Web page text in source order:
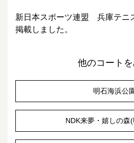
新日本スポーツ連盟 兵庫テニ
掲載しました。
他のコート
明石海浜公
NDK来夢・嬉しの森